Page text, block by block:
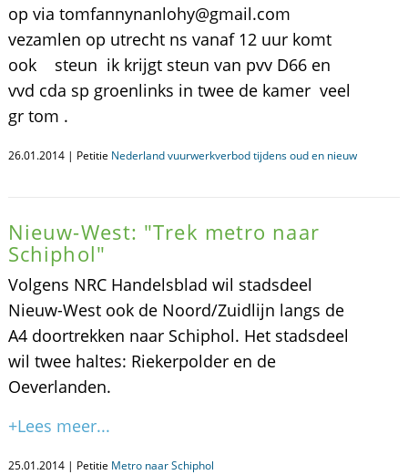
op via tomfannynanlohy@gmail.com
vezamlen op utrecht ns vanaf 12 uur komt
ook steun ik krijgt steun van pvv D66 en
vvd cda sp groenlinks in twee de kamer veel
gr tom .
26.01.2014 | Petitie Nederland vuurwerkverbod tijdens oud en nieuw
Nieuw-West: "Trek metro naar
Schiphol"
Volgens NRC Handelsblad wil stadsdeel
Nieuw-West ook de Noord/Zuidlijn langs de
A4 doortrekken naar Schiphol. Het stadsdeel
wil twee haltes: Riekerpolder en de
Oeverlanden.
+Lees meer...
25.01.2014 | Petitie Metro naar Schiphol